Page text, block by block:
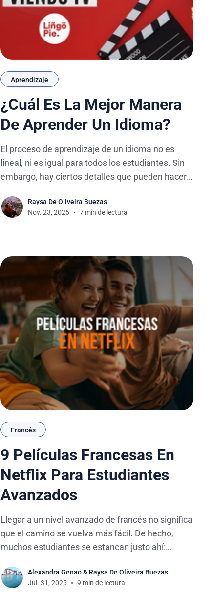
Aprendizaje
¿Cuál Es La Mejor Manera
De Aprender Un Idioma?
El proceso de aprendizaje de un idioma no es
lineal, ni es igual para todos los estudiantes. Sin
embargo, hay ciertos detalles que pueden hacer
adaptado a la forma de ser de cada persona. En
esta publicación, discutiremos los diferentes
Raysa De Oliveira Buezas
Nov. 23, 2025
7 min de lectura
Francés
9 Películas Francesas En
Netflix Para Estudiantes
Avanzados
Llegar a un nivel avanzado de francés no significa
que el camino se vuelva más fácil. De hecho,
muchos estudiantes se estancan justo ahí:
materiales que realmente los reten y los ayuden
a seguir mejorando. Este artículo forma parte de
Alexandra Genao& Raysa De Oliveira Buezas
Jul. 31, 2025
9 min de lectura